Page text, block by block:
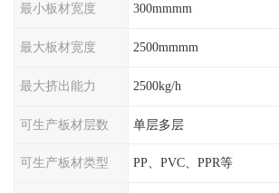
最小板材宽度 300mmmm
最大板材宽度 2500mmmm
最大挤出能力 2500kg/h
可生产板材层数 单层多层
可生产板材类型 PP、PVC、PPR等